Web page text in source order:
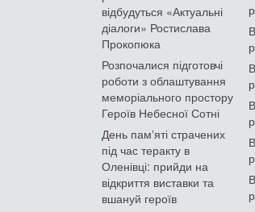
відбудуться «Актуальні
діалоги» Ростислава
Прокопюка
Розпочалися підготовчі
роботи з облаштування
меморіального простору
Героїв Небесної Сотні
День памʼяті страчених
під час теракту в
Оленівці: прийди на
відкриття виставки та
вшануй героїв